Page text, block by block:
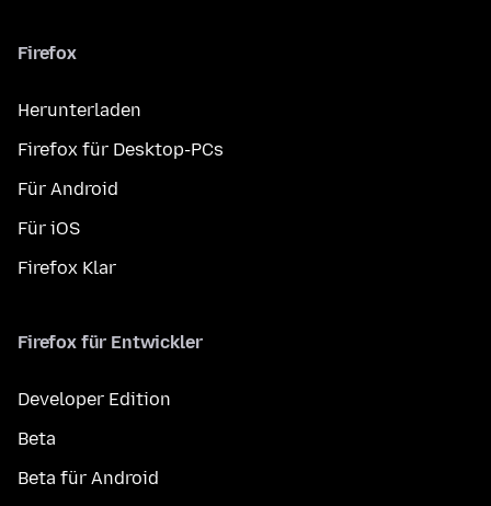
Firefox
Herunterladen
Firefox für Desktop-PCs
Für Android
Für iOS
Firefox Klar
Firefox für Entwickler
Developer Edition
Beta
Beta für Android